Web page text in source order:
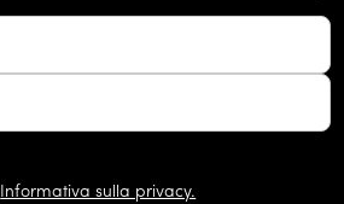
Informativa sulla privacy.